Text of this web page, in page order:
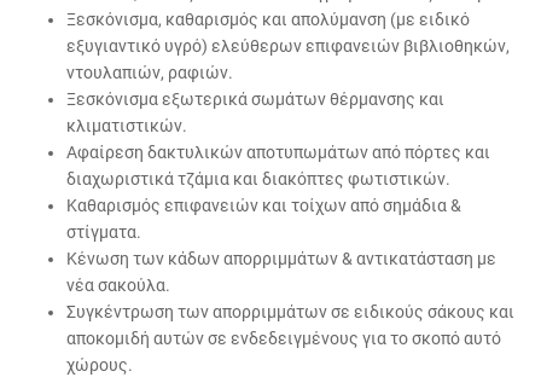
Ξεσκόνισμα, καθαρισμός και απολύμανση (με ειδικό
εξυγιαντικό υγρό) ελεύθερων επιφανειών βιβλιοθηκών,
ντουλαπιών, ραφιών.
Ξεσκόνισμα εξωτερικά σωμάτων θέρμανσης και
κλιματιστικών.
Αφαίρεση δακτυλικών αποτυπωμάτων από πόρτες και
διαχωριστικά τζάμια και διακόπτες φωτιστικών.
Καθαρισμός επιφανειών και τοίχων από σημάδια &
στίγματα.
Κένωση των κάδων απορριμμάτων & αντικατάσταση με
νέα σακούλα.
Συγκέντρωση των απορριμμάτων σε ειδικούς σάκους και
αποκομιδή αυτών σε ενδεδειγμένους για το σκοπό αυτό
χώρους.